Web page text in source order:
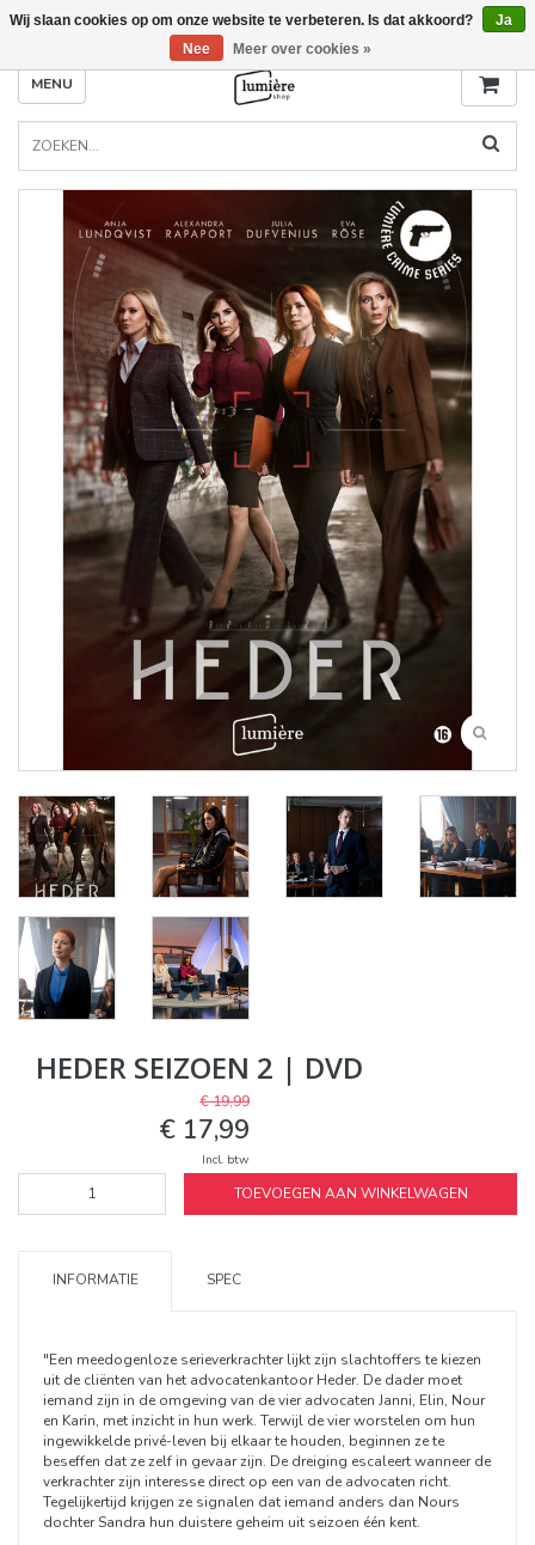
MENU
HEDER SEIZOEN 2 | DVD
€ 19,99
€ 17,99
Incl. btw
TOEVOEGEN AAN WINKELWAGEN
INFORMATIE SPEC
"Een meedogenloze serieverkrachter lijkt zijn slachtoffers te kiezen
uit de cliënten van het advocatenkantoor Heder. De dader moet
iemand zijn in de omgeving van de vier advocaten Janni, Elin, Nour
en Karin, met inzicht in hun werk. Terwijl de vier worstelen om hun
ingewikkelde privé-leven bij elkaar te houden, beginnen ze te
beseffen dat ze zelf in gevaar zijn. De dreiging escaleert wanneer de
verkrachter zijn interesse direct op een van de advocaten richt.
Tegelijkertijd krijgen ze signalen dat iemand anders dan Nours
dochter Sandra hun duistere geheim uit seizoen één kent.
Wij slaan cookies op om onze website te verbeteren. Is dat akkoord?
Ja
Nee
Meer over cookies »